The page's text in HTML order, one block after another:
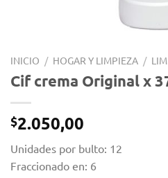
INICIO / HOGAR Y LIMPIEZA /
Cif crema Original x
$2.050,00
Unidades por bulto: 12
Fraccionado en: 6